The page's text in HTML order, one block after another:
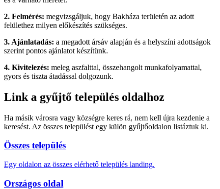
2. Felmérés: megvizsgáljuk, hogy Bakháza területén az adott
felülethez milyen előkészítés szükséges.
3. Ajánlatadás: a megadott ársáv alapján és a helyszíni adottságok
szerint pontos ajánlatot készítünk.
4. Kivitelezés: meleg aszfalttal, összehangolt munkafolyamattal,
gyors és tiszta átadással dolgozunk.
Link a gyűjtő település oldalhoz
Ha másik városra vagy községre keres rá, nem kell újra kezdenie a
keresést. Az összes települést egy külön gyűjtőoldalon listáztuk ki.
Összes település
Egy oldalon az összes elérhető település landing.
Országos oldal